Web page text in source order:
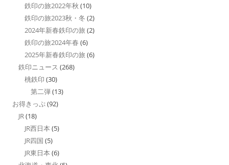
鉄印の旅2022年秋 (10)
鉄印の旅2023秋・冬 (2)
2024年新春鉄印の旅 (2)
鉄印の旅2024年春 (6)
2025年新春鉄印の旅 (6)
鉄印ニュース (268)
桃鉄印 (30)
第二弾(13)
お得きっぷ(92)
JR(18)
JR西日本 (5)
JR四国 (5)
JR東日本 (6)